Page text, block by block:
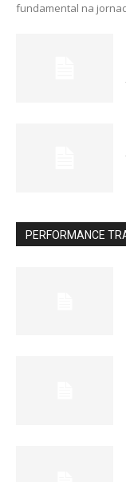
fundamental na
PERFORMANCE